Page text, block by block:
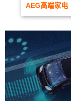
AEG高端家电